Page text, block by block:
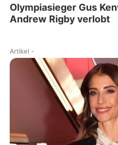
Olympiasieger Gus
Andrew Rigby verlobt
Artikel -